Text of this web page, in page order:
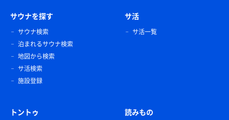
サウナを探す
サウナ検索
泊まれるサウナ検索
地図から検索
サ活検索
施設登録
サ活
サ活一覧
トントゥ 読みもの